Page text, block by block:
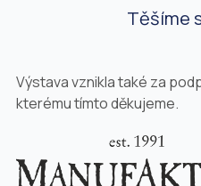
Těšíme
Výstava vznikla také za
kterému tímto děkujeme.